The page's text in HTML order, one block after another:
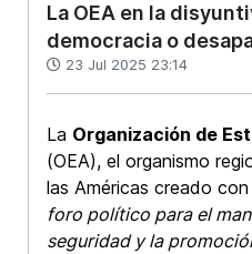
La OEA en la
democracia o
23 Jul 2025 23:14
La Organización de
(OEA), el organismo
las Américas creado
foro político para el
seguridad y la